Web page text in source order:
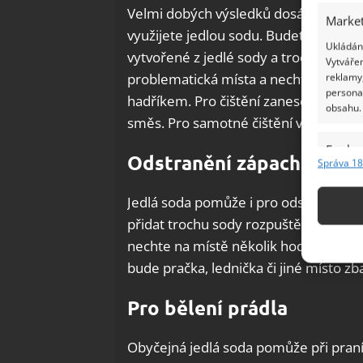
obsahu.
Funkce
Správa
Velmi dobých výsledků dosáhnete
využijete jedlou sodu. Budete
vytvořené z jedlé sody a trochy
problematická místa a nechte chvíli
hadříkem. Pro čištění zanesených
směs. Pro samotné čištění využijte
Odstranění zápachu z
Jedlá soda pomůže i pro odstranění
přidat trochu sody rozpuštěné ve
nechte na místě několik hodin a
bude pračka, lednička či jiné místo
Pro bělení prádla
Obyčejná jedlá soda pomůže při